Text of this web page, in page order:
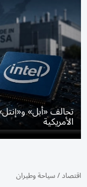
تحالف «أبل»
الأمريكية
اقتصاد/سياحة وطيران